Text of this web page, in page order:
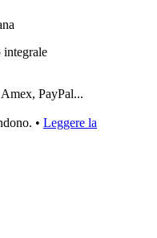
integrale
PayPal...
• Leggere la